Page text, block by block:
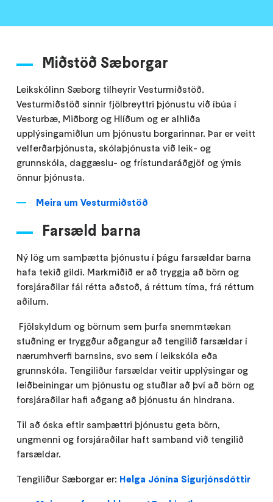
Miðstöð Sæborgar
Leikskólinn Sæborg tilheyrir Vesturmiðstöð.
Vesturmiðstöð sinnir fjölbreyttri þjónustu við íbúa í
Vesturbæ, Miðborg og Hlíðum og er alhliða
upplýsingamiðlun um þjónustu borgarinnar. Þar er veitt
velferðarþjónusta, skólaþjónusta við leik- og
grunnskóla, daggæslu- og frístundaráðgjöf og ýmis
önnur þjónusta.
Meira um Vesturmiðstöð
Farsæld barna
Ný lög um samþætta þjónustu í þágu farsældar barna
hafa tekið gildi. Markmiðið er að tryggja að börn og
forsjáraðilar fái rétta aðstoð, á réttum tíma, frá réttum
aðilum.
Fjölskyldum og börnum sem þurfa snemmtækan
stuðning er tryggður aðgangur að tengilið farsældar í
nærumhverfi barnsins, svo sem í leikskóla eða
grunnskóla. Tengiliður farsældar veitir upplýsingar og
leiðbeiningar um þjónustu og stuðlar að því að börn og
forsjáraðilar hafi aðgang að þjónustu án hindrana.
Til að óska eftir samþættri þjónustu geta börn,
ungmenni og forsjáraðilar haft samband við tengilið
farsældar.
Tengiliður Sæborgar er: Helga Jónína Sigurjónsdóttir